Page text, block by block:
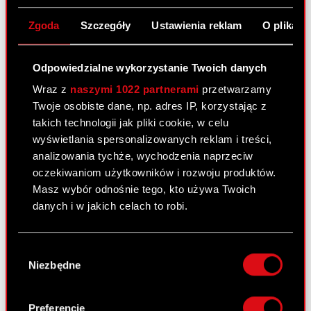
Zgoda Szczegóły Ustawienia reklam O
Odpowiedzialne wykorzystanie Twoich danych
Wraz z naszymi 1022 partnerami przetwarzamy
Twoje osobiste dane, np. adres IP, korzystając z
takich technologii jak pliki cookie, w celu
wyświetlania spersonalizowanych reklam i treści,
analizowania tychże, wychodzenia naprzeciw
oczekiwaniom użytkowników i rozwoju produktów.
Masz wybór odnośnie tego, kto używa Twoich
danych i w jakich celach to robi.
lokalizacji geograficznej z dokładnością nawet
Identyfikować Twoje urządzenie, aktywnie
zgody
Niezbędne
Preferencje
ważnego kwalifikowanego certyfikatu. O
pośrednictwem poczty elektronicznej na adres
nwza@cdprojekt.com.
W celu identyfikacji akcjonariusza udzielającego
pełnomocnictwa, zawiadomienie o udzieleniu
pełnomocnictwa w postaci elektronicznej
powinno zawierać w formie
załącznika:
(i) W przypadku akcjonariusza będącego
osobą fizyczną – kopię dowodu osobistego,
tożsamości akcjonariusza. Dodatkowo
akcjonariusz będący osobą fizyczną winien
załączyć oświadczenie o wyrażeniu zgody na
osobowych w celu identyfikacji akcjonariusza